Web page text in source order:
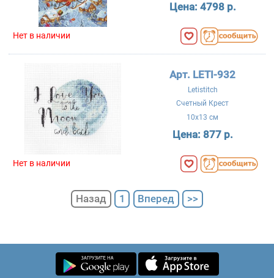
Цена: 4798 р.
Нет в наличии
Арт. LETI-932
Letistitch
Счетный Крест
10x13 см
Цена: 877 р.
Нет в наличии
Назад 1 Вперед >>